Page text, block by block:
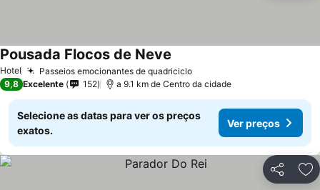
Hotel Passeios emocionantes de quadriciclo
Pousada Flocos de Neve
9,8 Excelente 152 a 9.1 km de Centro da cidade
Selecione as datas para ver os preços
exatos.
Ver preços
Partilhar